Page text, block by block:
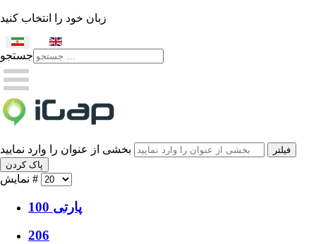
زبان خود را انتخاب کنید
جستجو
فیلتر
پاک کردن
نمایش #
100 پارتی
206